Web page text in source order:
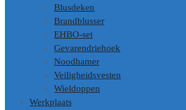
Blusdeken
Brandblusser
EHBO-set
Gevarendriehoek
Noodhamer
Veiligheidsvesten
Wieldoppen
Werkplaats